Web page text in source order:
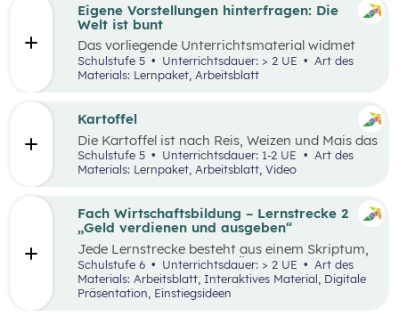
Eigene Vorstellungen hinterfragen: Die
Welt ist bunt
Das vorliegende Unterrichtsmaterial widmet
sich dem Thema Stereotype – insbesondere in
Bezug auf Afrika – und kann als Einstieg in das
visuellem Input soll den Schüler:innen
hinterfragen, zu dekonstruieren und zu
rekonstruieren.
Schulstufe 5 Unterrichtsdauer: > 2 UE
Materials: Lernpaket, Arbeitsblatt
Kartoffel
Die Kartoffel ist nach Reis, Weizen und Mais das
viertwichtigste Grundnahrungsmittel der
Menschheit. Weltweit gibt es rund 5.000
anpassen. Die Unterrichtsmaterialien
behandeln einerseits gesellschaftliche sowie
naturräumliche Bedingungen der
landwirtschaftlichen Produktion. Wesentliche
Charakteristika der räumlichen Umwelt werden
am Fallbeispiel Kartoffel erhoben und
beschrieben.
Schulstufe 5 Unterrichtsdauer: 1-2 UE
Art des
Materials: Lernpaket, Arbeitsblatt, Video
Fach Wirtschaftsbildung – Lernstrecke 2
„Geld verdienen und ausgeben“
Jede Lernstrecke besteht aus einem Skriptum,
welches dazu dient einen Überblick über die
jeweilige Lernstrecke zu erhalten. Mit
dem eigenen Unterrichtsgegenstand
Wirtschaftsbildung erwerben Schüler:innen das
Schulstufe 6 Unterrichtsdauer: > 2 UE
Materials: Arbeitsblatt, Interaktives Material, Digitale
Präsentation, Einstiegsideen